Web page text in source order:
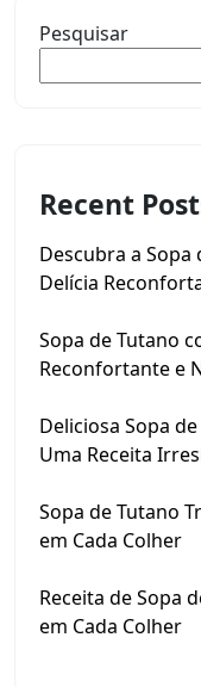
Pesquisar
Recent
Descubra a
Delícia
Sopa de Tutano
Reconfortante e
Deliciosa Sopa
Uma Receita
Sopa de Tutano
em Cada Colher
Receita de Sopa
em Cada Colher